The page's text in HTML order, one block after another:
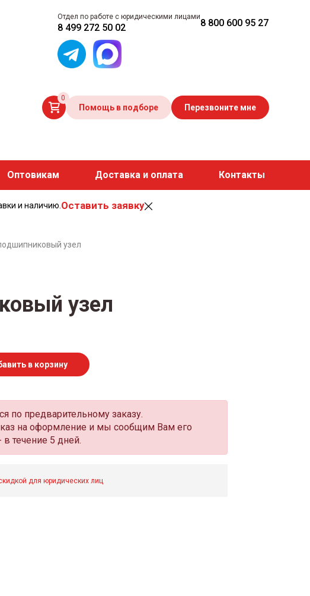
Отдел по работе с юридическими лицами
8 499 272 50 02 8 800 600 95 27
0
Помощь в подборе Перезвоните мне
Оптовикам Доставка и оплата Контакты
и наличию. Оставить заявку
узел
узел
в корзину
по предварительному заказу.
на оформление и мы сообщим Вам его
течение 5 дней.
для юридических лиц